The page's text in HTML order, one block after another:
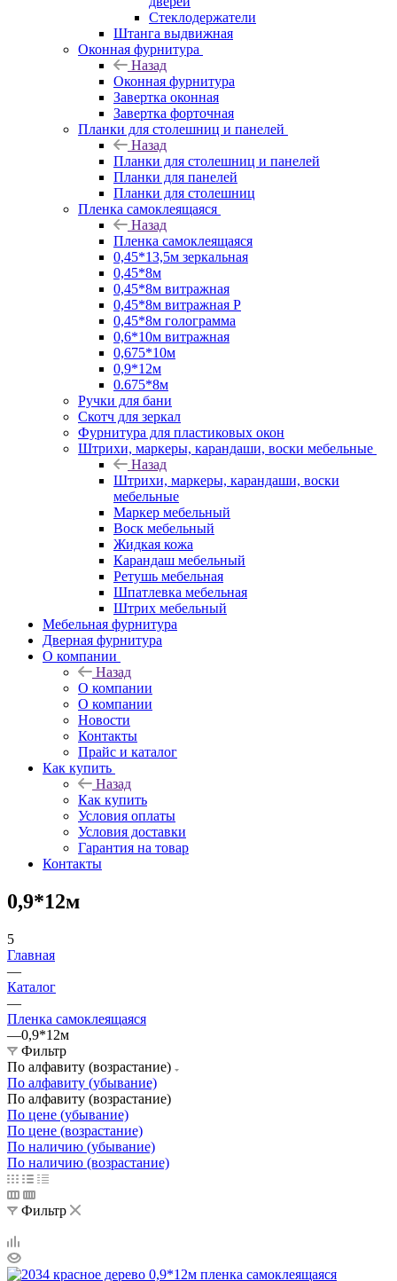
Стеклодержатели
Штанга выдвижная
Оконная фурнитура
Назад
Оконная фурнитура
Завертка оконная
Завертка форточная
Планки для столешниц и панелей
Назад
Планки для столешниц и панелей
Планки для панелей
Планки для столешниц
Пленка самоклеящаяся
Назад
Пленка самоклеящаяся
0,45*13,5м зеркальная
0,45*8м
0,45*8м витражная
0,45*8м витражная Р
0,45*8м голограмма
0,6*10м витражная
0,675*10м
0,9*12м
0.675*8м
Ручки для бани
Скотч для зеркал
Фурнитура для пластиковых окон
Штрихи, маркеры, карандаши, воски мебельные
Назад
Штрихи, маркеры, карандаши, воски
мебельные
Маркер мебельный
Воск мебельный
Жидкая кожа
Карандаш мебельный
Ретушь мебельная
Шпатлевка мебельная
Штрих мебельный
Мебельная фурнитура
Дверная фурнитура
О компании
Назад
О компании
О компании
Новости
Контакты
Прайс и каталог
Как купить
Назад
Как купить
Условия оплаты
Условия доставки
Гарантия на товар
Контакты
0,9*12м
5
Главная
—
Каталог
—
Пленка самоклеящаяся
—0,9*12м
Фильтр
По алфавиту (возрастание)
По алфавиту (убывание)
По алфавиту (возрастание)
По цене (убывание)
По цене (возрастание)
По наличию (убывание)
По наличию (возрастание)
Фильтр